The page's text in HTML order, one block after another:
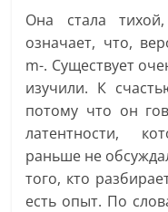
Она стала
означает, что,
m-. Существует
изучили. К
потому что он
латентности,
раньше не
того, кто
есть опыт. По